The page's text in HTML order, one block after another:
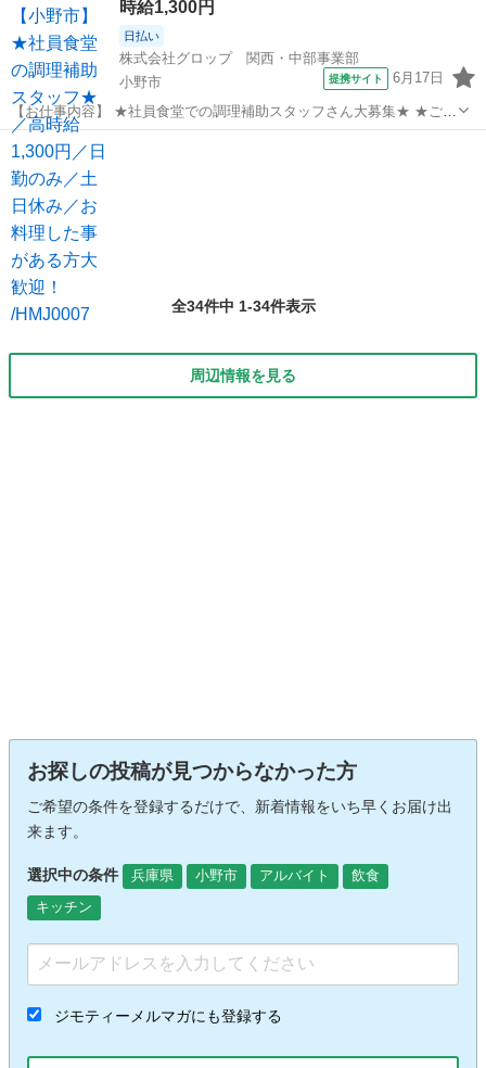
時給1,300円
日払い
株式会社グロップ 関西・中部事業部
小野市
提携サイト 6月17日
【お仕事内容】 ★社員食堂での調理補助スタッフさん大募集★ ★ご自
宅でのお料理した経験があれば大歓迎です★ 【 お仕事内容 】 （雇
入れ直後） 会社さんに併設されています社員食堂の中でのお仕事にな
ります！ 管理栄養士の方か...
兵庫 小野市
全34件中 1-34件表示
周辺情報を見る
お探しの投稿が見つからなかった方
ご希望の条件を登録するだけで、新着情報をいち早くお届け出
来ます。
選択中の条件 兵庫県 小野市 アルバイト
飲食
キッチン
ジモティーメルマガにも登録する